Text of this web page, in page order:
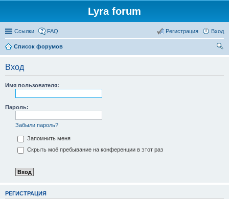
Lyra forum
Ссылки FAQ Вход
Регистрация
Список форумов
Вход
Имя пользователя:
Пароль:
Забыли пароль?
Запомнить меня
Скрыть моё пребывание на конференции в этот раз
РЕГИСТРАЦИЯ